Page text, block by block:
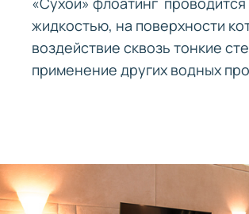
жидкостью, на поверхности
воздействие сквозь тонкие
применение других водных